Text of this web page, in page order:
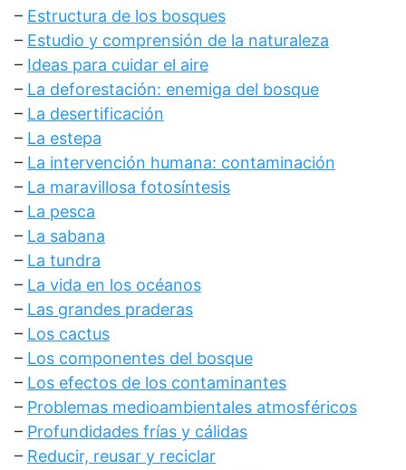
– Estructura de los bosques
– Estudio y comprensión de la naturaleza
– Ideas para cuidar el aire
– La deforestación: enemiga del bosque
– La desertificación
– La estepa
– La intervención humana: contaminación
– La maravillosa fotosíntesis
– La pesca
– La sabana
– La tundra
– La vida en los océanos
– Las grandes praderas
– Los cactus
– Los componentes del bosque
– Los efectos de los contaminantes
– Problemas medioambientales atmosféricos
– Profundidades frías y cálidas
– Reducir, reusar y reciclar